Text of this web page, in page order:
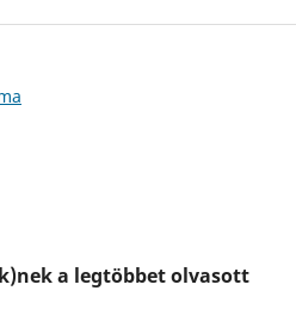
a legtöbbet olvasott